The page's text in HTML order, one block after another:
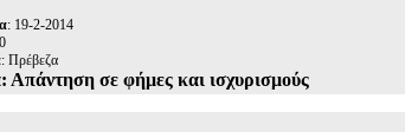
: 19-2-2014
:Πρέβεζα
Απάντηση σε φήμες και ισχυρισμούς